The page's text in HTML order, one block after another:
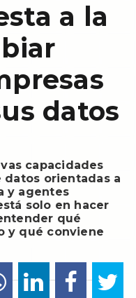
a la
datos
capacidades
orientadas a
y agentes
solo en hacer
qué
y qué conviene